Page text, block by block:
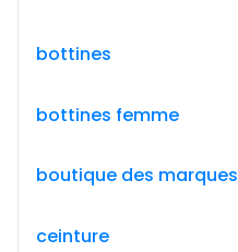
bottines
bottines femme
boutique des marques
ceinture